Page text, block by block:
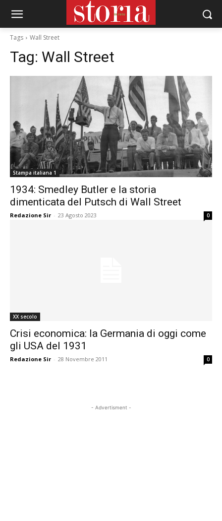
Tags Wall Street
Tag: Wall Street
Stampa italiana 1
1934: Smedley Butler e la storia
dimenticata del Putsch di Wall Street
Redazione Sir - 23 Agosto 2023 0
XX secolo
Crisi economica: la Germania di oggi come
gli USA del 1931
Redazione Sir - 28 Novembre 2011 0
- Advertisment -